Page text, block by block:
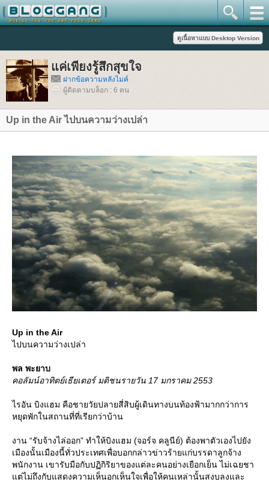
ค่เพียงรู้สึกสุขใจ
ฝากข้อความหลังไมค์
ผู้ติดตามบล็อก : 6 คน
Up in the Air ไปบนความว่างเปล่า
Up in the Air
ไปบนความว่างเปล่า
พล พะยาบ
คอลัมน์อาทิตย์เธียเตอร์ มติชนรายวัน 17 มกราคม 2553
ไรอัน บิงแฮม คือชายวัยปลายสี่สิบผู้เดินทางบนท้องฟ้ามากกว่าการ
หยุดพักในสถานที่ที่เรียกว่าบ้าน
งาน “รับจ้างไล่ออก” ทำให้บิงแฮม (จอร์จ คลูนีย์) ต้องพาตัวเองไปยัง
เมืองนั้นเมืองนี้ทั่วประเทศเพื่อบอกกล่าวข่าวร้ายแก่บรรดาลูกจ้าง
พนักงาน เขารับมือกับปฏิกิริยาของแต่ละคนอย่างเยือกเย็น ไม่เฉยชา
ต่ไม่ถึงกับแสดงความเห็นอกเห็นใจเพื่อให้คนเหล่านั้นสงบลงและ